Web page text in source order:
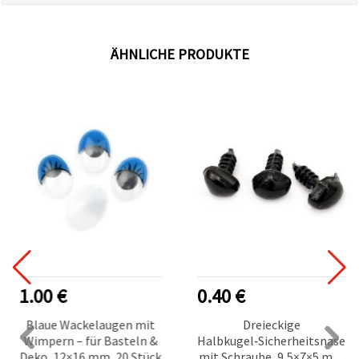
ÄHNLICHE PRODUKTE
1.00 €
Blaue Wackelaugen mit
Wimpern – für Basteln &
0.40 €
Dreieckige
Halbkugel‑Sicherheitsnase